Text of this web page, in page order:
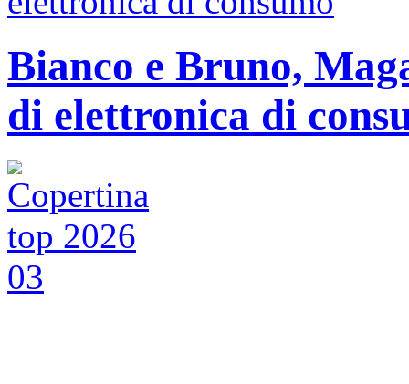
Bianco e Bruno,
di elettronica di